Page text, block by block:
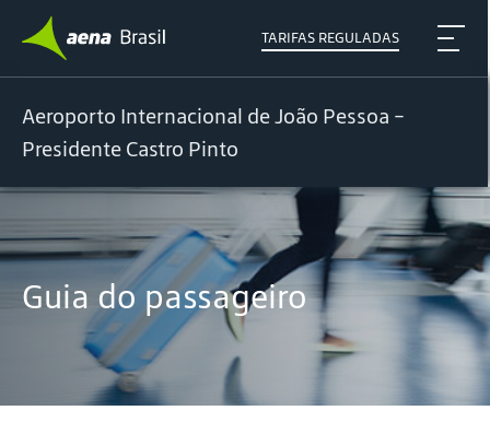
TARIFAS REGULADAS
Aeroporto Internacional de João Pessoa -
Presidente Castro Pinto
Guia do passageiro